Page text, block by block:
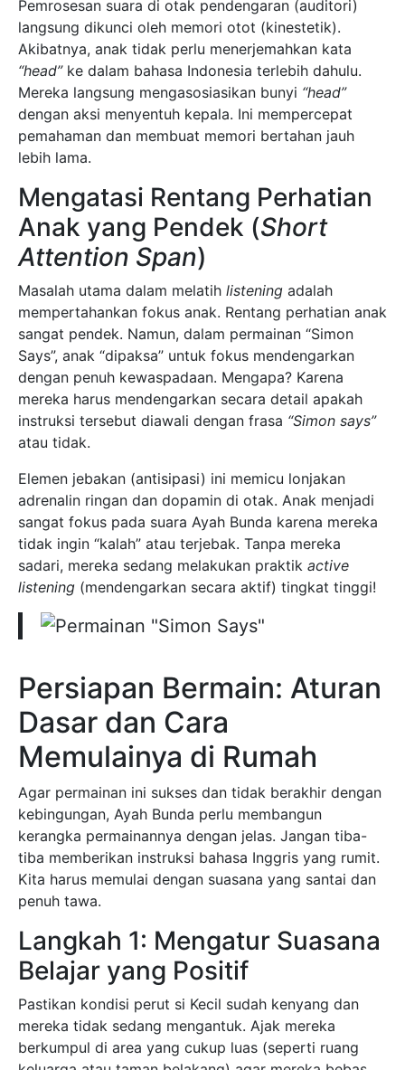
Pemrosesan suara di otak pendengaran (auditori)
langsung dikunci oleh memori otot (kinestetik).
Akibatnya, anak tidak perlu menerjemahkan kata
“head”ke dalam bahasa Indonesia terlebih dahulu.
Mereka langsung mengasosiasikan bunyi “head”
dengan aksi menyentuh kepala. Ini mempercepat
pemahaman dan membuat memori bertahan jauh
lebih lama.
Mengatasi Rentang Perhatian
Anak yang Pendek (Short
Attention Span)
Masalah utama dalam melatih listening adalah
mempertahankan fokus anak. Rentang perhatian anak
sangat pendek. Namun, dalam permainan “Simon
Says”, anak “dipaksa” untuk fokus mendengarkan
dengan penuh kewaspadaan. Mengapa? Karena
mereka harus mendengarkan secara detail apakah
instruksi tersebut diawali dengan frasa “Simon says”
atau tidak.
Elemen jebakan (antisipasi) ini memicu lonjakan
adrenalin ringan dan dopamin di otak. Anak menjadi
sangat fokus pada suara Ayah Bunda karena mereka
tidak ingin “kalah” atau terjebak. Tanpa mereka
sadari, mereka sedang melakukan praktik active
listening (mendengarkan secara aktif) tingkat tinggi!
Persiapan Bermain: Aturan
Dasar dan Cara
Memulainya di Rumah
Agar permainan ini sukses dan tidak berakhir dengan
kebingungan, Ayah Bunda perlu membangun
kerangka permainannya dengan jelas. Jangan tiba-
tiba memberikan instruksi bahasa Inggris yang rumit.
Kita harus memulai dengan suasana yang santai dan
penuh tawa.
Langkah 1: Mengatur Suasana
Belajar yang Positif
Pastikan kondisi perut si Kecil sudah kenyang dan
mereka tidak sedang mengantuk. Ajak mereka
berkumpul di area yang cukup luas (seperti ruang